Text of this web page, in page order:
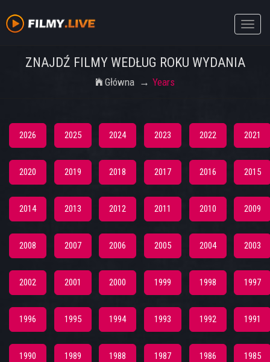
Toggle
ZNAJDŹ FILMY WEDŁUG ROKU WYDANIA
Główna Years
2026 2025 2024 2023 2022 2021
2020 2019 2018 2017 2016 2015
2014 2013 2012 2011 2010 2009
2008 2007 2006 2005 2004 2003
2002 2001 2000 1999 1998 1997
1996 1995 1994 1993 1992 1991
1990 1989 1988 1987 1986 1985